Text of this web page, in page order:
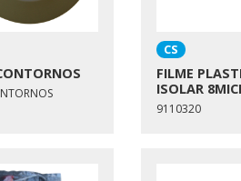
CS
FILME
ISOLAR
9110320